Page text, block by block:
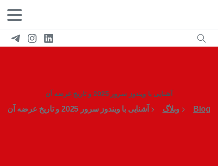
آشنایی با ویندوز سرور 2025 و تاریخ عرضه آن
Blog وبلاگ آشنایی با ویندوز سرور 2025 و تاریخ عرضه آن